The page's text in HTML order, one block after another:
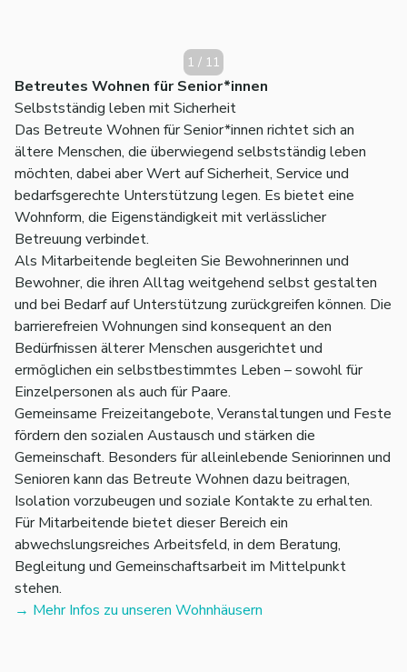
1 / 11
Betreutes Wohnen für Senior*innen
Selbstständig leben mit Sicherheit
Das Betreute Wohnen für Senior*innen richtet sich an
ältere Menschen, die überwiegend selbstständig leben
möchten, dabei aber Wert auf Sicherheit, Service und
bedarfsgerechte Unterstützung legen. Es bietet eine
Wohnform, die Eigenständigkeit mit verlässlicher
Betreuung verbindet.
Als Mitarbeitende begleiten Sie Bewohnerinnen und
Bewohner, die ihren Alltag weitgehend selbst gestalten
und bei Bedarf auf Unterstützung zurückgreifen können. Die
barrierefreien Wohnungen sind konsequent an den
Bedürfnissen älterer Menschen ausgerichtet und
ermöglichen ein selbstbestimmtes Leben – sowohl für
Einzelpersonen als auch für Paare.
Gemeinsame Freizeitangebote, Veranstaltungen und Feste
fördern den sozialen Austausch und stärken die
Gemeinschaft. Besonders für alleinlebende Seniorinnen und
Senioren kann das Betreute Wohnen dazu beitragen,
Isolation vorzubeugen und soziale Kontakte zu erhalten.
Für Mitarbeitende bietet dieser Bereich ein
abwechslungsreiches Arbeitsfeld, in dem Beratung,
Begleitung und Gemeinschaftsarbeit im Mittelpunkt
stehen.
→ Mehr Infos zu unseren Wohnhäusern